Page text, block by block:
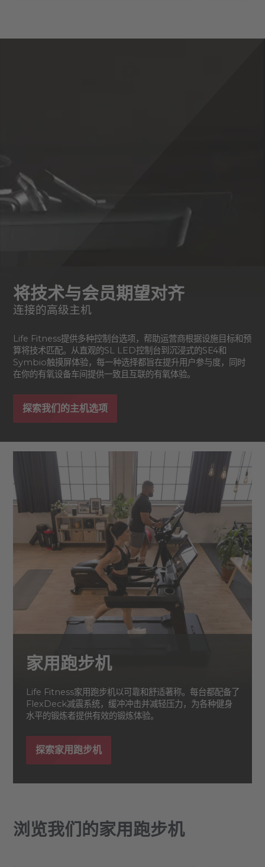
将技术与会员期望对齐
连接的高级主机
Life Fitness提供多种控制台选项，帮助运营商根据设施目标和预
算将技术匹配。从直观的SL LED控制台到沉浸式的SE4和
Symbio触摸屏体验，每一种选择都旨在提升用户参与度，同时
在你的有氧设备车间提供一致且互联的有氧体验。
探索我们的主机选项
家用跑步机
Life Fitness家用跑步机以可靠和舒适著称。每台都配备了
FlexDeck减震系统，缓冲冲击并减轻压力，为各种健身
水平的锻炼者提供有效的锻炼体验。
探索家用跑步机
浏览我们的家用跑步机